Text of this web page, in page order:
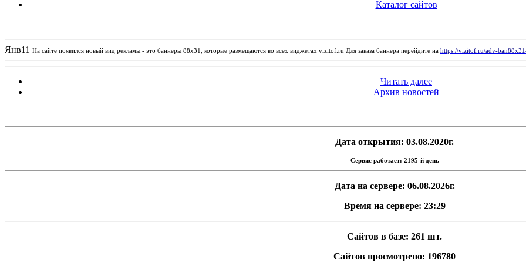
Каталог сайтов
Янв11 На сайте появился новый вид рекламы - это баннеры 88х31, которые размещаются во всех виджетах vizitof.ru Для заказа баннера перейдите на https://vizitof.ru/adv-
Читать далее
Архив новостей
Дата открытия: 03.08.2020г.
Сервис работает: 2195-й день
Дата на сервере: 06.08.2026г.
Время на сервере: 23:29
Сайтов в базе: 261 шт.
Сайтов просмотрено: 196780